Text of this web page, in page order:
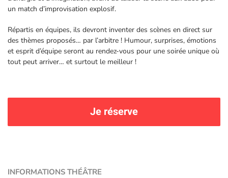
un match d’improvisation explosif.
Répartis en équipes, ils devront inventer des scènes en direct sur
des thèmes proposés… par l’arbitre ! Humour, surprises, émotions
et esprit d’équipe seront au rendez-vous pour une soirée unique où
tout peut arriver… et surtout le meilleur !
Je réserve
INFORMATIONS THÉÂTRE